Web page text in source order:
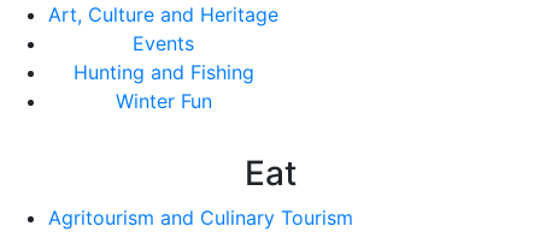
Art, Culture and Heritage
Events
Hunting and Fishing
Winter Fun
Eat
Agritourism and Culinary Tourism